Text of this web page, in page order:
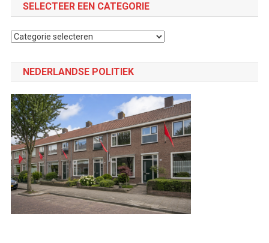
SELECTEER EEN CATEGORIE
Selecteer
NEDERLANDSE POLITIEK